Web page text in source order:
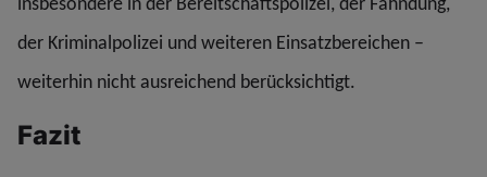
der Kriminalpolizei und weiteren Einsatzbereichen –
weiterhin nicht ausreichend berücksichtigt.
Fazit